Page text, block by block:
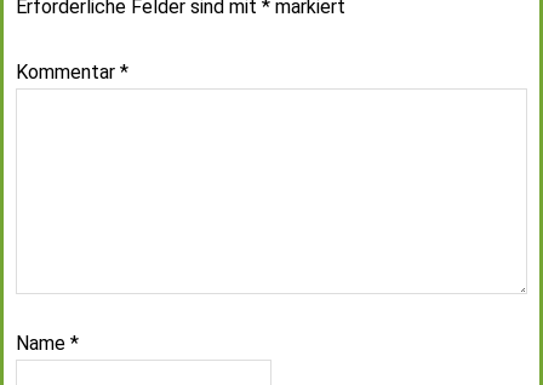
Erforderliche Felder sind mit * markiert
Kommentar *
Name *